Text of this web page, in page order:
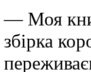
— Моя
збірка